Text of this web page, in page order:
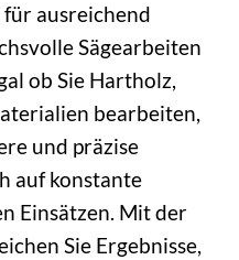
für ausreichend
Sägearbeiten
ob Sie Hartholz,
bearbeiten,
und präzise
auf konstante
Einsätzen. Mit der
Sie Ergebnisse,